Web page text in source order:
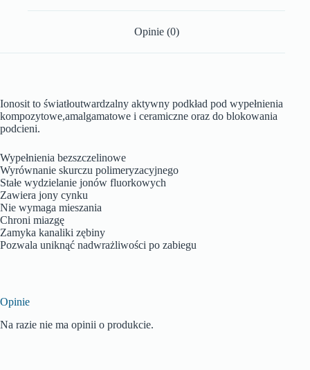
Opinie (0)
Ionosit to światłoutwardzalny aktywny podkład pod wypełnienia
kompozytowe,amalgamatowe i ceramiczne oraz do blokowania
podcieni.
Wypełnienia bezszczelinowe
Wyrównanie skurczu polimeryzacyjnego
Stałe wydzielanie jonów fluorkowych
Zawiera jony cynku
Nie wymaga mieszania
Chroni miazgę
Zamyka kanaliki zębiny
Pozwala uniknąć nadwrażliwości po zabiegu
Opinie
Na razie nie ma opinii o produkcie.